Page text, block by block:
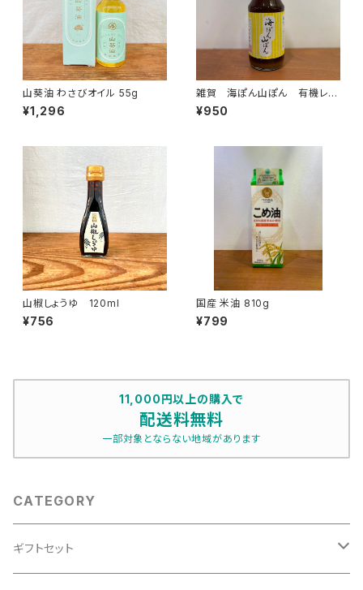
山葵油 わさびオイル 55g
¥1,296
雑賀 海ぽん山ぽん 有機レモ
ンぽん酢 300ml
¥950
山椒しょうゆ 120ml
¥756
国産 米油 810g
¥799
11,000円以上の購入で
配送料無料
一部対象とならない地域があります
CATEGORY
ギフトセット